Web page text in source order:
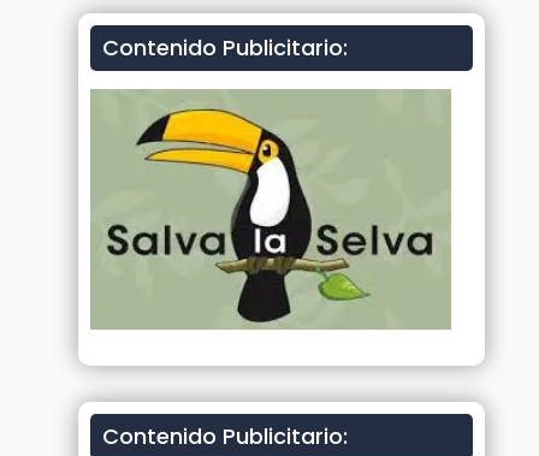
Contenido Publicitario:
Contenido Publicitario: